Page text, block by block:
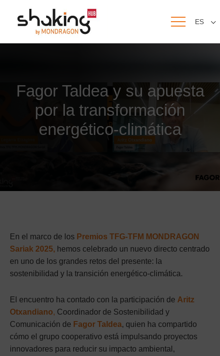
ES
Fagor Taldea y su apuesta
por la transformación
energético-climática
En el marco de los Premios TFG-TFM MONDRAGON
Sariak 2025, hemos celebrado un nuevo directo centrado
en uno de los grandes retos del presente: la
sostenibilidad y la transición energético-climática.
El encuentro ha contado con la participación de Aritz
Otxandiano, Coordinador de Sostenibilidad y
Comunicación de Fagor Taldea, quien ha compartido
cómo el grupo cooperativo está impulsando proyectos
innovadores para reducir su impacto ambiental,